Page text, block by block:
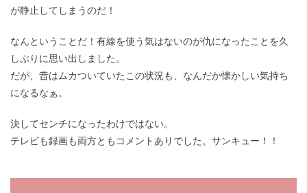
が静止してしまうのだ！
なんということだ！有線を使う気はないのが仇になったことを久
しぶりに思い出しました。
だが、昔はムカついていたこの状況も、なんだか懐かしい気持ち
になるなぁ。
決してセンチになったわけではない。
テレビも録画も両方ともコメントありでした。サンキュー！！